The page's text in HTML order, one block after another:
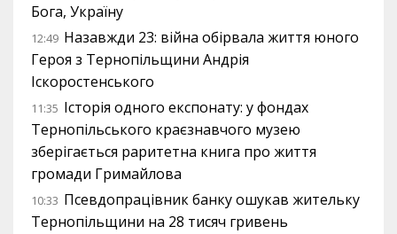
Бога, Україну
12:49 Назавжди 23: війна обірвала життя юного
Героя з Тернопільщини Андрія
Іскоростенського
11:35 Історія одного експонату: у фондах
Тернопільського краєзнавчого музею
зберігається раритетна книга про життя
громади Гримайлова
10:33 Псевдопрацівник банку ошукав жительку
Тернопільщини на 28 тисяч гривень